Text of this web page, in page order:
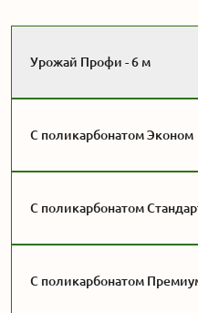
Урожай Профи - 6 м
С поликарбонатом Эконом
С поликарбонатом
С поликарбонатом